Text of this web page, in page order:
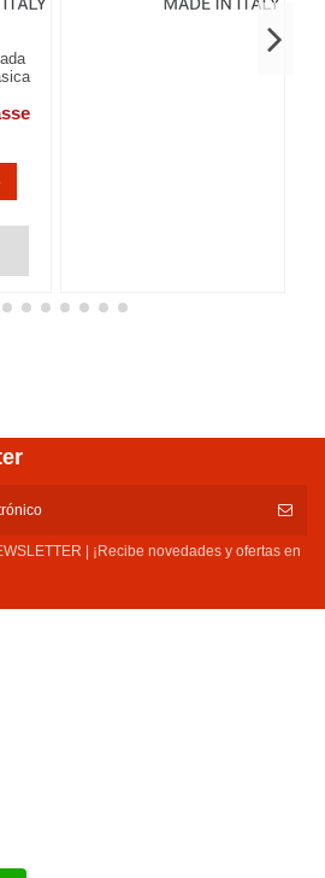
| ¡Recibe novedades y ofertas en